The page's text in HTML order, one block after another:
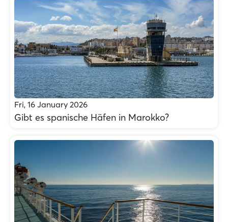
Fri, 16 January 2026
Gibt es spanische Häfen in Marokko?